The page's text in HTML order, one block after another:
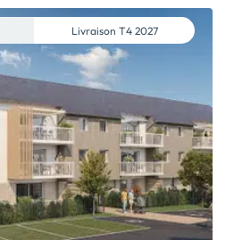
Livraison T4 2027